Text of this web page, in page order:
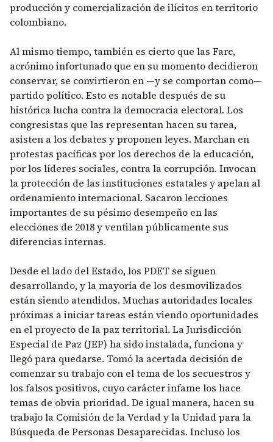
producción y comercialización de ilícitos en territorio
colombiano.
Al mismo tiempo, también es cierto que las Farc,
acrónimo infortunado que en su momento decidieron
conservar, se convirtieron en —y se comportan como—
partido político. Esto es notable después de su
histórica lucha contra la democracia electoral. Los
congresistas que las representan hacen su tarea,
asisten a los debates y proponen leyes. Marchan en
protestas pacíficas por los derechos de la educación,
por los líderes sociales, contra la corrupción. Invocan
la protección de las instituciones estatales y apelan al
ordenamiento internacional. Sacaron lecciones
importantes de su pésimo desempeño en las
elecciones de 2018 y ventilan públicamente sus
diferencias internas.
Desde el lado del Estado, los PDET se siguen
desarrollando, y la mayoría de los desmovilizados
están siendo atendidos. Muchas autoridades locales
próximas a iniciar tareas están viendo oportunidades
en el proyecto de la paz territorial. La Jurisdicción
Especial de Paz (JEP) ha sido instalada, funciona y
llegó para quedarse. Tomó la acertada decisión de
comenzar su trabajo con el tema de los secuestros y
los falsos positivos, cuyo carácter infame los hace
temas de obvia prioridad. De igual manera, hacen su
trabajo la Comisión de la Verdad y la Unidad para la
Búsqueda de Personas Desaparecidas. Incluso los